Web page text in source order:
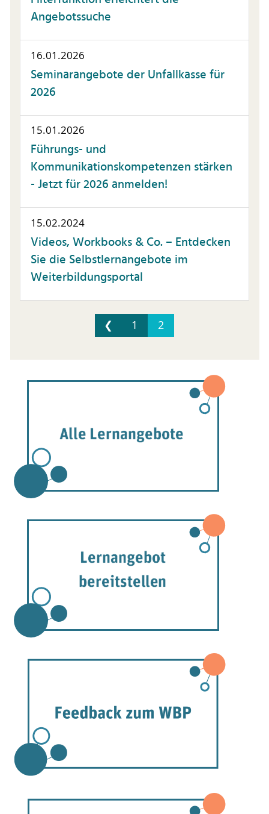
Angebotssuche
16.01.2026
Seminarangebote der Unfallkasse für
2026
15.01.2026
Führungs- und
Kommunikationskompetenzen stärken
- Jetzt für 2026 anmelden!
15.02.2024
Videos, Workbooks & Co. – Entdecken
Sie die Selbstlernangebote im
Weiterbildungsportal
❮ 1 2